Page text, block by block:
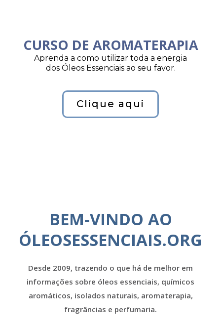
CURSO DE AROMATERAPIA
Aprenda a como utilizar toda a energia
dos Óleos Essenciais ao seu favor.
Clique aqui
BEM-VINDO AO
ÓLEOSESSENCIAIS.ORG
Desde 2009, trazendo o que há de melhor em
informações sobre óleos essenciais, químicos
aromáticos, isolados naturais, aromaterapia,
fragrâncias e perfumaria.